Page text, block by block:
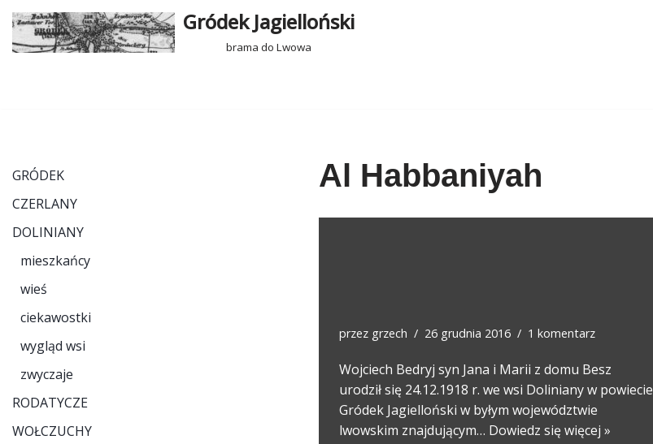
Przejdź
Gródek Jagielloński
brama do Lwowa
GRÓDEK
CZERLANY
DOLINIANY
mieszkańcy
wieś
ciekawostki
wygląd wsi
zwyczaje
RODATYCZE
WOŁCZUCHY
Al Habbaniyah
przez grzech 26 grudnia 2016 1 komentarz
Wojciech Bedryj syn Jana i Marii z domu Besz
urodził się 24.12.1918 r. we wsi Doliniany w powiecie
Gródek Jagielloński w byłym województwie
lwowskim znajdującym… Dowiedz się więcej »